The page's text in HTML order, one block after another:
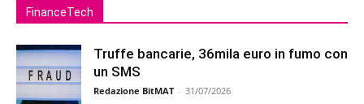
FinanceTech
Truffe bancarie, 36mila euro in fumo con
un SMS
Redazione BitMAT - 31/07/2026